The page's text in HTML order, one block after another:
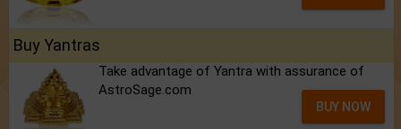
Buy Yantras
Take advantage of Yantra with assurance of
AstroSage.com
BUY NOW